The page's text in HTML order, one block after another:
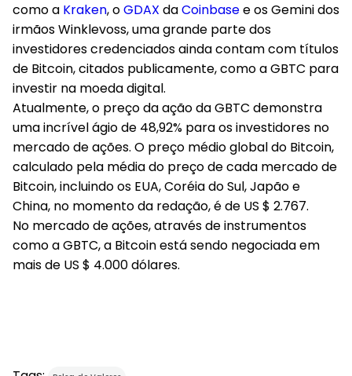
como a Kraken, oGDAX daCoinbasee os Gemini dos
irmãos Winklevoss, uma grande parte dos
investidores credenciados ainda contam com títulos
de Bitcoin, citados publicamente, como a GBTC para
investir na moeda digital.
Atualmente, o preço da ação da GBTC demonstra
uma incrível ágio de 48,92% para os investidores no
mercado de ações. O preço médio global do Bitcoin,
calculado pela média do preço de cada mercado de
Bitcoin, incluindo os EUA, Coréia do Sul, Japão e
China, no momento da redação, é de US $ 2.767.
No mercado de ações, através de instrumentos
como a GBTC, a Bitcoin está sendo negociada em
mais de US $ 4.000 dólares.